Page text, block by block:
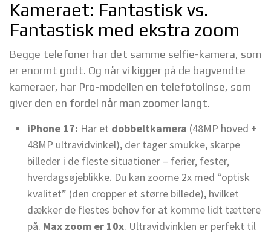
Kameraet: Fantastisk vs.
Fantastisk med ekstra zoom
Begge telefoner har det samme selfie-kamera, som
er enormt godt. Og når vi kigger på de bagvendte
kameraer, har Pro-modellen en telefotolinse, som
giver den en fordel når man zoomer langt.
iPhone 17: Har et dobbeltkamera (48MP hoved +
48MP ultravidvinkel), der tager smukke, skarpe
billeder i de fleste situationer – ferier, fester,
hverdagsøjeblikke. Du kan zoome 2x med “optisk
kvalitet” (den cropper et større billede), hvilket
dækker de flestes behov for at komme lidt tættere
på. Max zoom er 10x. Ultravidvinklen er perfekt til